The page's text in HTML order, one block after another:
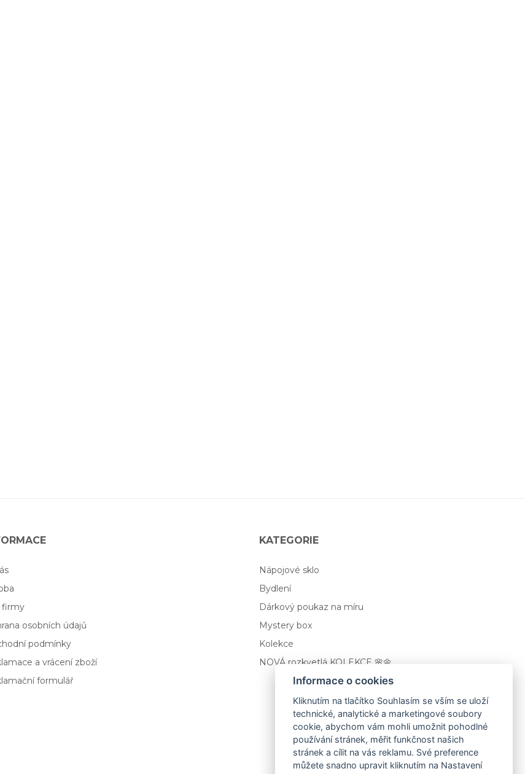
firmy
osobních údajů
podmínky
a vrácení zboží
formulář
KATEGORIE
Nápojové sklo
Bydlení
Dárkový poukaz na míru
Mystery box
Kolekce
NOVÁ rozkvetlá KOLEKCE 🌸🌼
Informace o cookies
Kliknutím na tlačítko Souhlasím se vším se uloží
technické, analytické a marketingové soubory
cookie, abychom vám mohli umožnit pohodlné
používání stránek, měřit funkčnost našich
stránek a cílit na vás reklamu. Své preference
můžete snadno upravit kliknutím na Nastavení